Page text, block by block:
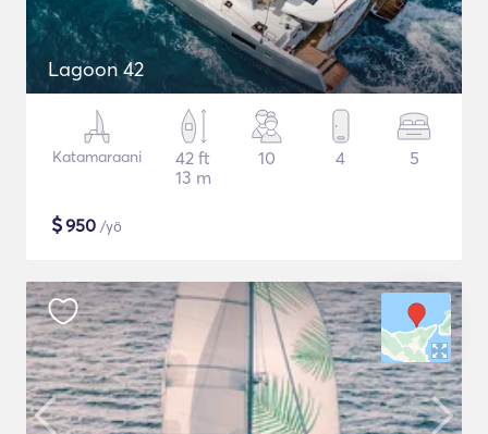
Lagoon 42
Katamaraani
42 ft
13 m
10 4 5
$950 /yö